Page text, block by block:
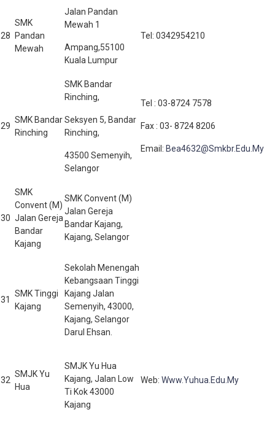
28
SMK
Pandan
Mewah
Jalan Pandan
Mewah 1
Ampang,55100
Kuala Lumpur
Tel: 0342954210
29
SMK Bandar
Rinching
SMK Bandar
Rinching,
Seksyen 5, Bandar
Rinching,
43500 Semenyih,
Selangor
Tel : 03-8724 7578
Fax : 03- 8724 8206
Email: Bea4632@Smkbr.Edu.My
30
SMK
Convent (M)
Jalan Gereja
Bandar
Kajang
SMK Convent (M)
Jalan Gereja
Bandar Kajang,
Kajang, Selangor
31
SMK Tinggi
Kajang
Sekolah Menengah
Kebangsaan Tinggi
Kajang Jalan
Semenyih, 43000,
Kajang, Selangor
Darul Ehsan.
32
SMJK Yu
Hua
SMJK Yu Hua
Kajang, Jalan Low
Ti Kok 43000
Kajang
Web: Www.Yuhua.Edu.My